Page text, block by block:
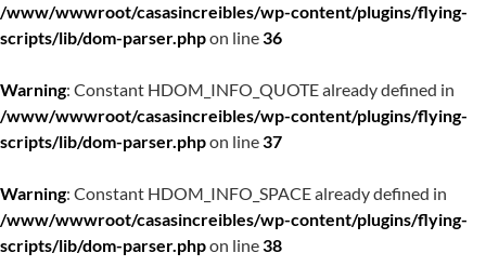
/www/wwwroot/casasincreibles/wp-content/plugins/flying-
scripts/lib/dom-parser.phpon line36
Warning: Constant HDOM_INFO_QUOTE already defined in
/www/wwwroot/casasincreibles/wp-content/plugins/flying-
scripts/lib/dom-parser.phpon line37
Warning: Constant HDOM_INFO_SPACE already defined in
/www/wwwroot/casasincreibles/wp-content/plugins/flying-
scripts/lib/dom-parser.phpon line38